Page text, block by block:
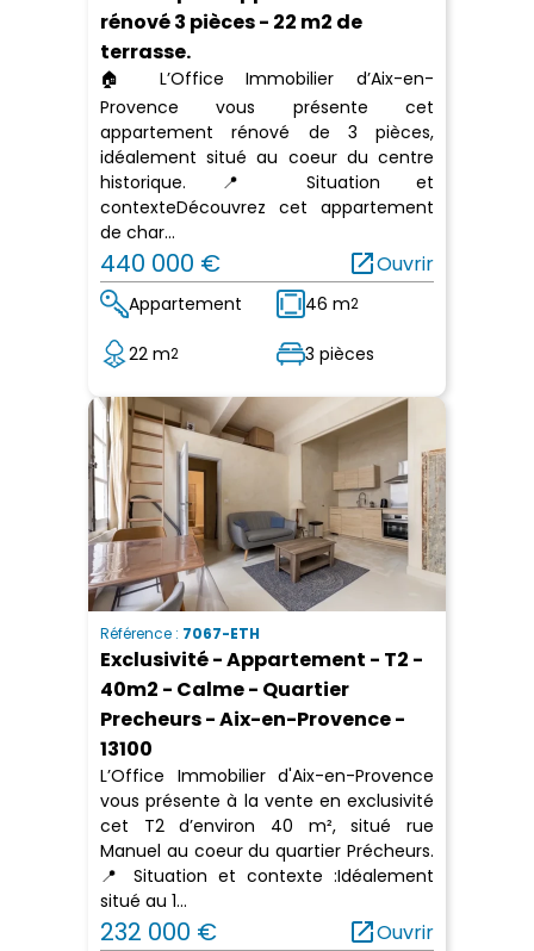
rénové 3 pièces - 22 m2 de
terrasse.
🏠 L’Office Immobilier d’Aix-en-
Provence vous présente cet
appartement rénové de 3 pièces,
idéalement situé au coeur du centre
historique. 📍 Situation et
contexteDécouvrez cet appartement
de char...
440 000 € open_in_newOuvrir
Appartement 46 m2
22 m2 3 pièces
Référence : 7067-ETH
Exclusivité - Appartement - T2 -
40m2 - Calme - Quartier
Precheurs - Aix-en-Provence -
13100
L’Office Immobilier d'Aix-en-Provence
vous présente à la vente en exclusivité
cet T2 d’environ 40 m², situé rue
Manuel au coeur du quartier Précheurs.
📍 Situation et contexte :Idéalement
situé au 1...
232 000 € open_in_newOuvrir